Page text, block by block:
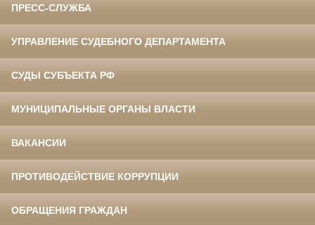
ПРЕСС-СЛУЖБА
УПРАВЛЕНИЕ СУДЕБНОГО ДЕПАРТАМЕНТА
СУДЫ СУБЪЕКТА РФ
МУНИЦИПАЛЬНЫЕ ОРГАНЫ ВЛАСТИ
ВАКАНСИИ
ПРОТИВОДЕЙСТВИЕ КОРРУПЦИИ
ОБРАЩЕНИЯ ГРАЖДАН